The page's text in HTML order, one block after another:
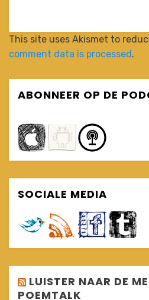
This site uses Akismet to
comment data is processed.
ABONNEER OP DE
SOCIALE MEDIA
LUISTER NAAR DE
POEMTALK